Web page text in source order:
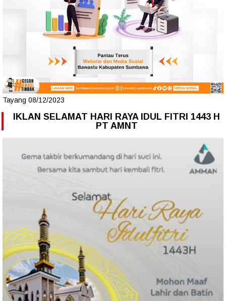
Tayang 08/12/2023
IKLAN SELAMAT HARI RAYA IDUL FITRI 1443 H
PT AMNT